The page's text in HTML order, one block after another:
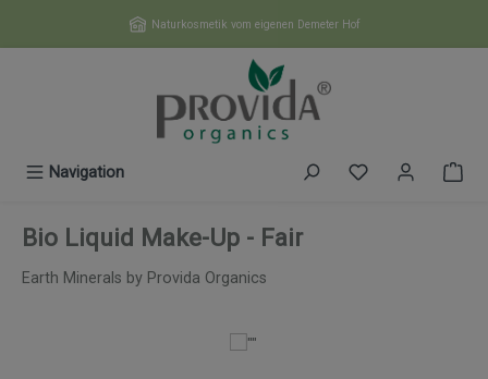
Zum Hauptinhalt springenNaturkosmetik vom eigenen Demeter Hof
Navigation Du hast 0
Bio Liquid Make-Up - Fair
Earth Minerals by Provida Organics